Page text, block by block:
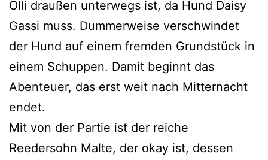
Olli drau­ßen unter­wegs ist, da Hund Daisy
Gassi muss. Dummerweise ver­schwin­det
der Hund auf einem frem­den Grundstück in
einem Schuppen. Damit beginnt das
Abenteuer, das erst weit nach Mitternacht
endet.
Mit von der Partie ist der rei­che
Reedersohn Malte, der okay ist, des­sen